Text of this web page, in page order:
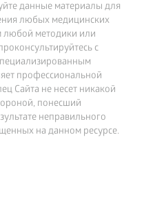
данные материалы для
любых медицинских
любой методики или
с
профессиональной
Сайта не несет никакой
понесший
неправильного
на данном ресурсе.